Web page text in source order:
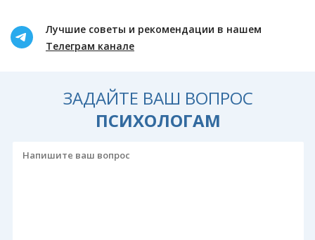
Лучшие советы и рекомендации в нашем
Телеграм канале
ЗАДАЙТЕ ВАШ ВОПРОС
ПСИХОЛОГАМ